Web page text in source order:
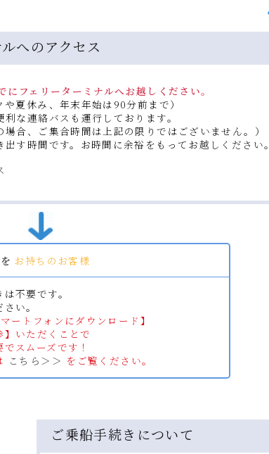
へのアクセス
フェリーターミナルへお越しください。
や夏休み、年末年始は90分前まで）
な連絡バスも運行しております。
場合、ご集合時間は上記の限りではございません。）
す時間です。お時間に余裕をもってお越しください。
お持ちのお客様
不要です。
い。
ートフォンにダウンロード】
いただくことで
スムーズです！
こちら＞＞ をご覧ください。
ご乗船手続きについて